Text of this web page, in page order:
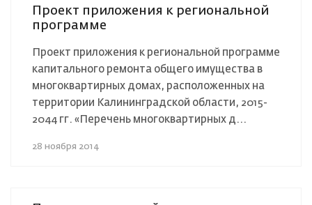
Проект приложения к региональной
программе
Проект приложения к региональной программе
капитального ремонта общего имущества в
многоквартирных домах, расположенных на
территории Калининградской области, 2015-
2044 гг. «Перечень многоквартирных д...
28 ноября 2014